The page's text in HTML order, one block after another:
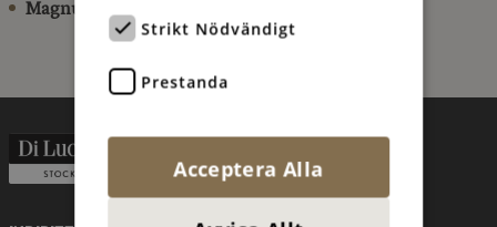
Magnus Ekerhov
Strikt Nödvändigt
Prestanda
Acceptera Alla